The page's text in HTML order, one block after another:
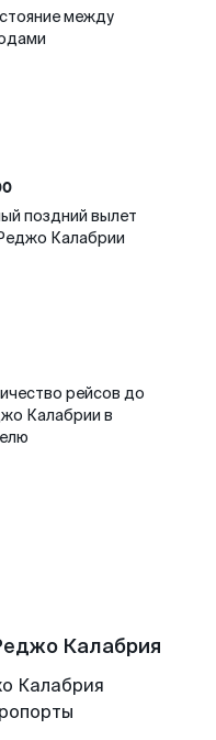
между
поздний вылет
Калабрии
рейсов до
Калабрии в
Калабрия
Калабрия